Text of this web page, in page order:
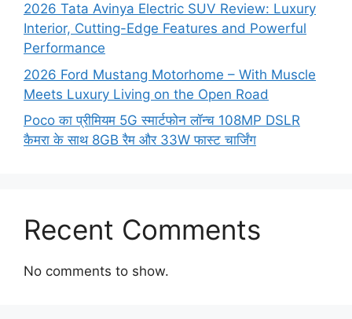
2026 Tata Avinya Electric SUV Review: Luxury
Interior, Cutting-Edge Features and Powerful
Performance
2026 Ford Mustang Motorhome – With Muscle
Meets Luxury Living on the Open Road
Poco का प्रीमियम 5G स्मार्टफोन लॉन्च 108MP DSLR
कैमरा के साथ 8GB रैम और 33W फास्ट चार्जिंग
Recent Comments
No comments to show.